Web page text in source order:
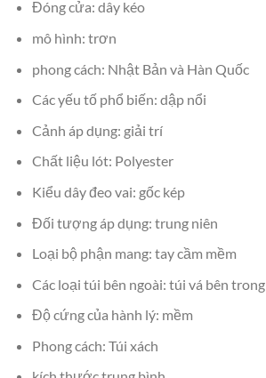
Đóng cửa: dây kéo
mô hình: trơn
phong cách: Nhật Bản và Hàn Quốc
Các yếu tố phổ biến: dập nổi
Cảnh áp dụng: giải trí
Chất liệu lót: Polyester
Kiểu dây đeo vai: gốc kép
Đối tượng áp dụng: trung niên
Loại bộ phận mang: tay cầm mềm
Các loại túi bên ngoài: túi vá bên trong
Độ cứng của hành lý: mềm
Phong cách: Túi xách